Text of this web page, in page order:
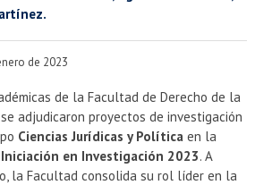
EXTENSIÓN
Funcionarios
de 2023
de la Facultad de Derecho de la
adjudicaron proyectos de investigación
Ciencias Jurídicas y Políticaen la
en Investigación 2023. A
la Facultad consolida su rol líder en la